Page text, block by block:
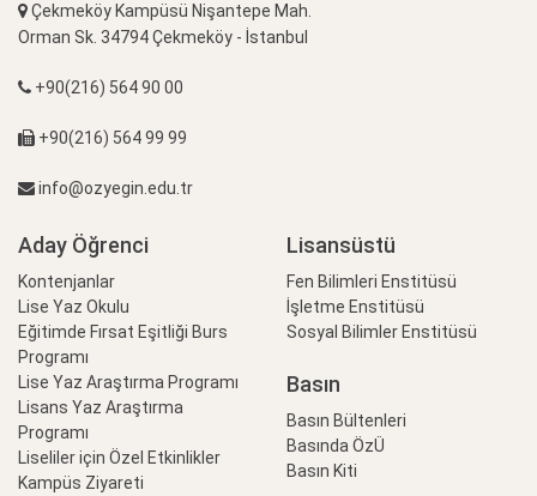
Çekmeköy Kampüsü Nişantepe Mah.
Orman Sk. 34794 Çekmeköy - İstanbul
+90(216) 564 90 00
+90(216) 564 99 99
info@ozyegin.edu.tr
Aday Öğrenci
Kontenjanlar
Lise Yaz Okulu
Eğitimde Fırsat Eşitliği Burs
Programı
Lise Yaz Araştırma Programı
Lisans Yaz Araştırma
Programı
Liseliler için Özel Etkinlikler
Kampüs Ziyareti
Lisansüstü
Fen Bilimleri Enstitüsü
İşletme Enstitüsü
Sosyal Bilimler Enstitüsü
Basın
Basın Bültenleri
Basında ÖzÜ
Basın Kiti